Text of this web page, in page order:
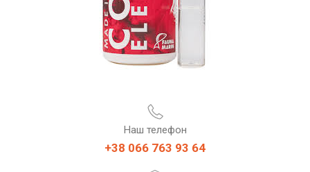
Наш телефон
+38 066 763 93 64